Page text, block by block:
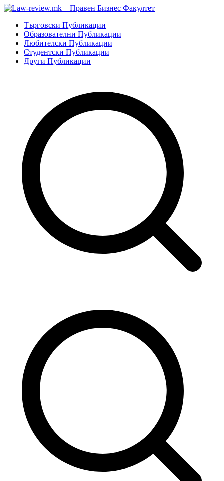
Skip
content
Law-review.mk – Правен Бизнес Факултет
Търговско, Гражданско и Процесуално право.
Търговски Публикации
Образователни Публикации
Любителски Публикации
Студентски Публикации
Други Публикации